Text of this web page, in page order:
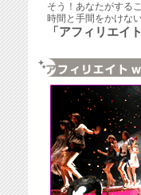
そう！あなたがする
時間と手間をかけな
「アフィリエイ